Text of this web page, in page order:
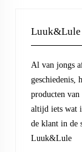
Luuk&Lule
Al van jongs
geschiedenis,
producten
altijd iets wat
de klant in de
Luuk&Lule